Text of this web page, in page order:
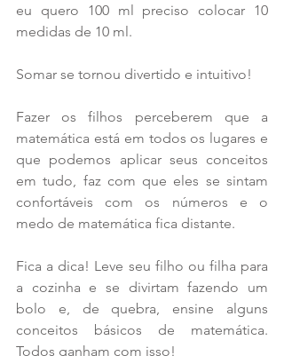
eu quero 100 ml preciso colocar 10
medidas de 10 ml.
Somar se tornou divertido e intuitivo!
Fazer os filhos perceberem que a
matemática está em todos os lugares e
que podemos aplicar seus conceitos
em tudo, faz com que eles se sintam
confortáveis com os números e o
medo de matemática fica distante.
Fica a dica! Leve seu filho ou filha para
a cozinha e se divirtam fazendo um
bolo e, de quebra, ensine alguns
conceitos básicos de matemática.
Todos ganham com isso!